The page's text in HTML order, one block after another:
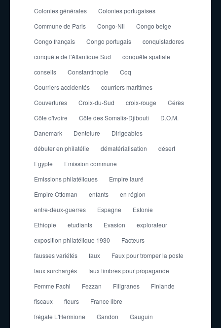
Colonies générales
Colonies portugaises
Commune de Paris
Congo-Nil
Congo belge
Congo français
Congo portugais
conquistadores
conquête de l'Atlantique Sud
conquête spatiale
conseils
Constantinople
Coq
Courriers accidentés
courriers maritimes
Couvertures
Croix-du-Sud croix-rouge
Cérès
Côte d'Ivoire
Côte des Somalis-Djibouti
D.O.M.
Danemark
Dentelure
Dirigeables
débuter en philatélie
dématérialisation
désert
Egypte
Emission commune
Emissions philatéliques
Empire lauré
Empire Ottoman
enfants
en région
entre-deux-guerres
Espagne
Estonie
Ethiopie
etudiants Evasion
explorateur
exposition philatélique 1930
Facteurs
fausses variétés
faux
Faux pour tromper la poste
faux surchargés
faux timbres pour propagande
Femme Fachi
Fezzan Filigranes
Finlande
fiscaux
fleurs
France libre
frégate L'Hermione
Gandon
Gauguin